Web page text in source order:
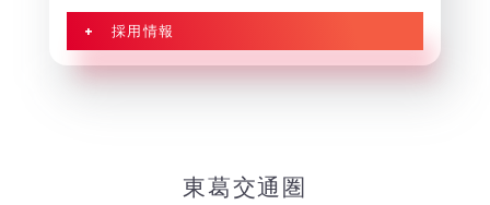
+ 採用情報
東葛交通圏